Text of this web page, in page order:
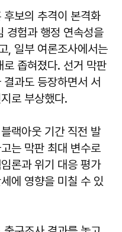
보의 추격이 본격화
경험과 행정 연속성을
, 일부 여론조사에서는
좁혀졌다. 선거 막판
과도 등장하면서 서
로 부상했다.
랙아웃 기간 직전 발
는 막판 최대 변수로
론과 위기 대응 평가
에 영향을 미칠 수 있